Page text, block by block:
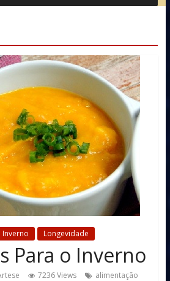
Inverno Longevidade
Para o Inverno
7236 Views
alimentação